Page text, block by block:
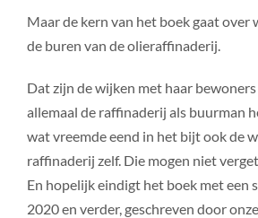
Maar de kern van het boek gaat over
de buren van de olieraffinaderij.
Dat zijn de wijken met haar
allemaal de raffinaderij als buurman
wat vreemde eend in het bijt ook de
raffinaderij zelf. Die mogen niet
En hopelijk eindigt het boek met een
2020 en verder, geschreven door